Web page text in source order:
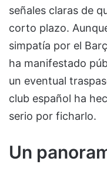
señales claras de
corto plazo.
simpatía por el
ha manifestado
un eventual
club español ha
serio por ficharlo.
Un